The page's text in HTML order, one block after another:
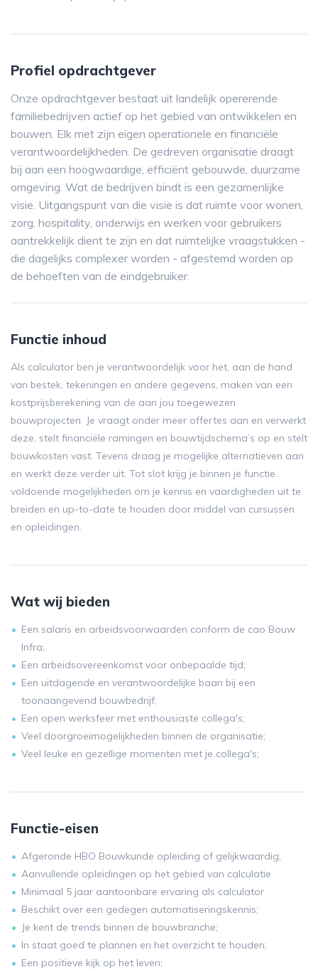
Profiel opdrachtgever
Onze opdrachtgever bestaat uit landelijk opererende
familiebedrijven actief op het gebied van ontwikkelen en
bouwen. Elk met zijn eigen operationele en financiële
verantwoordelijkheden. De gedreven organisatie draagt
bij aan een hoogwaardige, efficiënt gebouwde, duurzame
omgeving. Wat de bedrijven bindt is een gezamenlijke
visie. Uitgangspunt van die visie is dat ruimte voor wonen,
zorg, hospitality, onderwijs en werken voor gebruikers
aantrekkelijk dient te zijn en dat ruimtelijke vraagstukken -
die dagelijks complexer worden - afgestemd worden op
de behoeften van de eindgebruiker.
Functie inhoud
Als calculator ben je verantwoordelijk voor het, aan de hand
van bestek, tekeningen en andere gegevens, maken van een
kostprijsberekening van de aan jou toegewezen
bouwprojecten. Je vraagt onder meer offertes aan en verwerkt
deze, stelt financiële ramingen en bouwtijdschema’s op en stelt
bouwkosten vast. Tevens draag je mogelijke alternatieven aan
en werkt deze verder uit. Tot slot krijg je binnen je functie
voldoende mogelijkheden om je kennis en vaardigheden uit te
breiden en up-to-date te houden door middel van cursussen
en opleidingen.
Wat wij bieden
Een salaris en arbeidsvoorwaarden conform de cao Bouw
Infra;
Een arbeidsovereenkomst voor onbepaalde tijd;
Een uitdagende en verantwoordelijke baan bij een
toonaangevend bouwbedrijf;
Een open werksfeer met enthousiaste collega's;
Veel doorgroeimogelijkheden binnen de organisatie;
Veel leuke en gezellige momenten met je collega's;
Functie-eisen
Afgeronde HBO Bouwkunde opleiding of gelijkwaardig;
Aanvullende opleidingen op het gebied van calculatie
Minimaal 5 jaar aantoonbare ervaring als calculator
Beschikt over een gedegen automatiseringskennis;
Je kent de trends binnen de bouwbranche;
In staat goed te plannen en het overzicht te houden;
Een positieve kijk op het leven;